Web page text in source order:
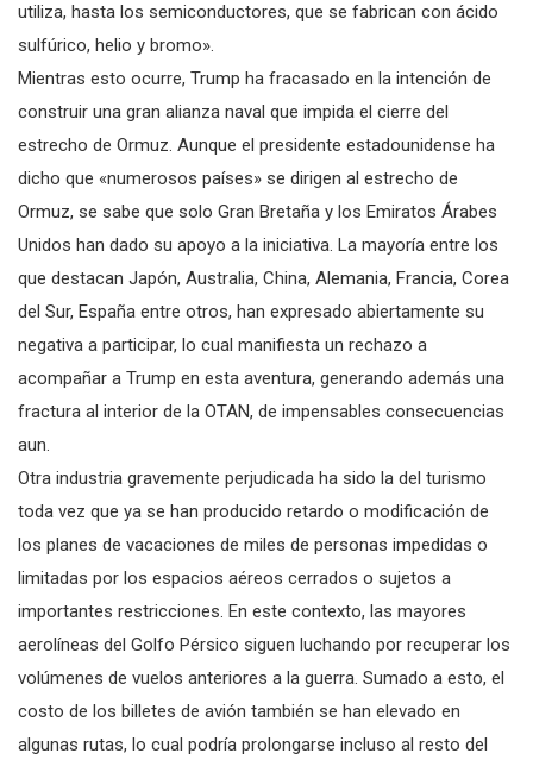
utiliza, hasta los semiconductores, que se fabrican con ácido
sulfúrico, helio y bromo».
Mientras esto ocurre, Trump ha fracasado en la intención de
construir una gran alianza naval que impida el cierre del
estrecho de Ormuz. Aunque el presidente estadounidense ha
dicho que «numerosos países» se dirigen al estrecho de
Ormuz, se sabe que solo Gran Bretaña y los Emiratos Árabes
Unidos han dado su apoyo a la iniciativa. La mayoría entre los
que destacan Japón, Australia, China, Alemania, Francia, Corea
del Sur, España entre otros, han expresado abiertamente su
negativa a participar, lo cual manifiesta un rechazo a
acompañar a Trump en esta aventura, generando además una
fractura al interior de la OTAN, de impensables consecuencias
aun.
Otra industria gravemente perjudicada ha sido la del turismo
toda vez que ya se han producido retardo o modificación de
los planes de vacaciones de miles de personas impedidas o
limitadas por los espacios aéreos cerrados o sujetos a
importantes restricciones. En este contexto, las mayores
aerolíneas del Golfo Pérsico siguen luchando por recuperar los
volúmenes de vuelos anteriores a la guerra. Sumado a esto, el
costo de los billetes de avión también se han elevado en
algunas rutas, lo cual podría prolongarse incluso al resto del